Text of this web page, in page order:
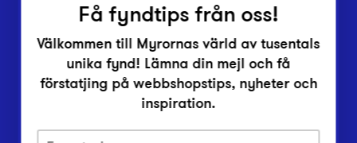
Få fyndtips från oss!
Välkommen till Myrornas värld av tusentals
unika fynd! Lämna din mejl och få
förstatjing på webbshopstips, nyheter och
inspiration.